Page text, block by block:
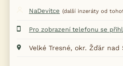
NaDevitce (další inzeráty od
Pro zobrazení telefonu se
Velké Tresné, okr. Žďár nad